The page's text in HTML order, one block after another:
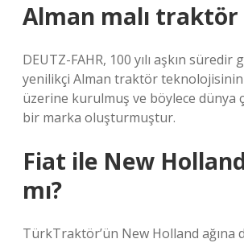
Alman malı traktör
DEUTZ-FAHR, 100 yılı aşkın süredir
yenilikçi Alman traktör
üzerine kurulmuş ve böylece dünya
bir marka oluşturmuştur.
Fiat ile New
mı?
TürkTraktör’ün New Holland ağına